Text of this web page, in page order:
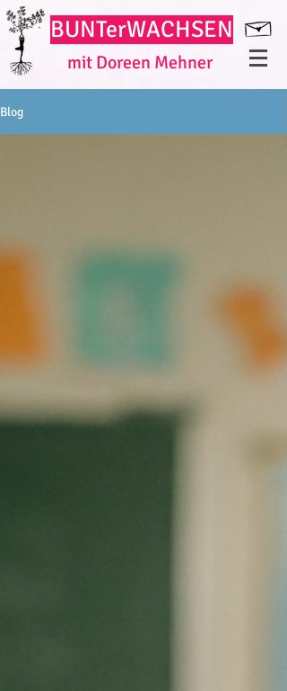
BUNTerWACHSEN
mit Doreen Mehner
Blog